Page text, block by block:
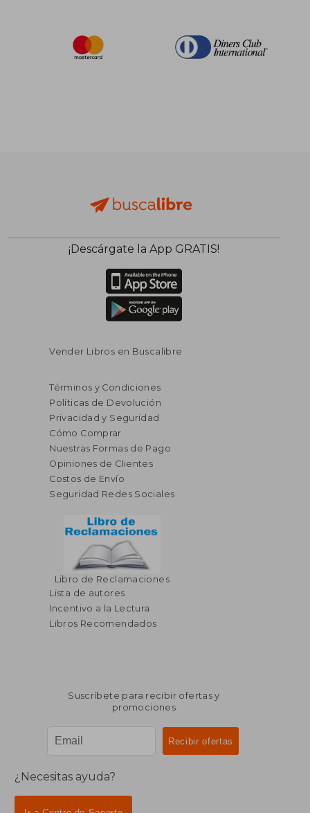
¡Descárgate la App GRATIS!
Vender Libros en Buscalibre
Términos y Condiciones
Políticas de Devolución
Privacidad y Seguridad
Cómo Comprar
Nuestras Formas de Pago
Opiniones de Clientes
Costos de Envío
Seguridad Redes Sociales
Libro de Reclamaciones
Lista de autores
Incentivo a la Lectura
Libros Recomendados
Suscríbete para recibir ofertas y
promociones
¿Necesitas ayuda?